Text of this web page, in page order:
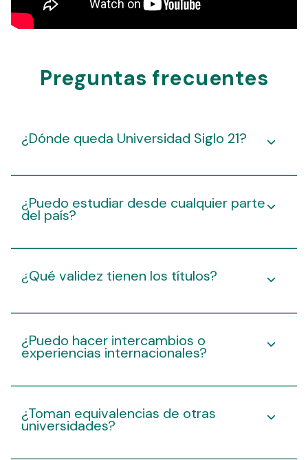
Preguntas frecuentes
¿Dónde queda Universidad Siglo 21?
¿Puedo estudiar desde cualquier parte
del país?
¿Qué validez tienen los títulos?
¿Puedo hacer intercambios o
experiencias internacionales?
¿Toman equivalencias de otras
universidades?